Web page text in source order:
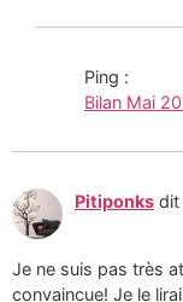
Ping :
Bilan Mai
Pitiponks dit
Je ne suis pas très
convaincue! Je le